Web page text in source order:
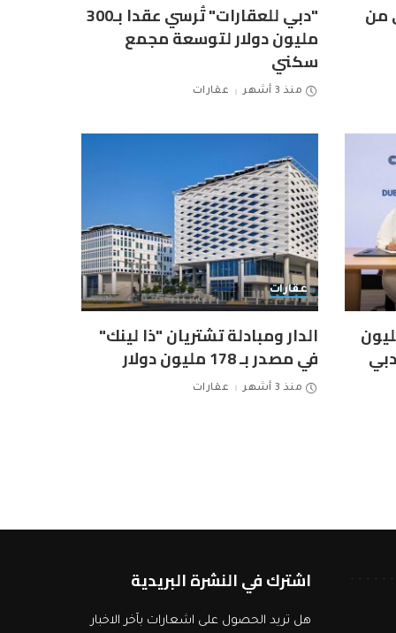
من "دبي للعقارات" تُرسي عقدا بـ300
مليون دولار لتوسعة مجمع
سكني
منذ 3 أشهر عقارات
عقدا بـ144 مليون
عقارات
الدار ومبادلة تشتريان "ذا لينك"
في مصدر بـ 178 مليون دولار
منذ 3 أشهر عقارات
اشترك في النشرة البريدية
هل تريد الحصول على اشعارات بآخر الاخبار